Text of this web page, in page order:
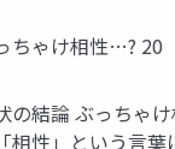
ちゃけ相性…? 20
の結論 ぶっちゃ
相性」という言